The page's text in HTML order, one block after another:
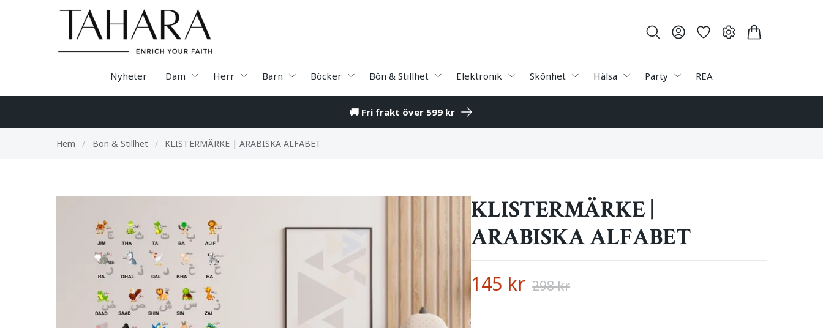
Nyheter Dam Herr Barn Böcker Bön & Stillhet Elektronik Skönhet Hälsa Party REA
🚚 Fri frakt över 599 kr
Hem / Bön & Stillhet / KLISTERMÄRKE | ARABISKA ALFABET
KLISTERMÄRKE |
ARABISKA ALFABET
145 kr 298 kr